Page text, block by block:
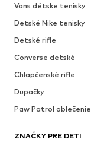
Vans détske tenisky
Detské Nike tenisky
Detské rifle
Converse detské
Chlapčenské rifle
Dupačky
Paw Patrol oblečenie
ZNAČKY PRE DETI